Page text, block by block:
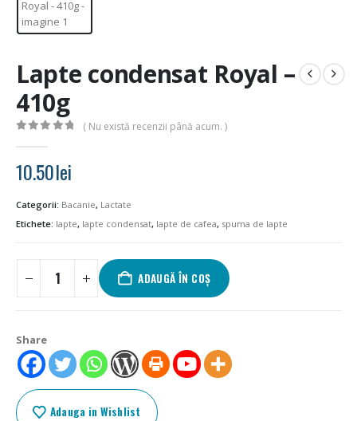
Lapte condensat Royal –
410g
( Nu există recenzii până acum. )
10.50lei
Categorii: Bacanie, Lactate
Etichete: lapte, lapte condensat, lapte de cafea, spuma de lapte
ADAUGĂ ÎN COȘ
Share
Adauga in Wishlist